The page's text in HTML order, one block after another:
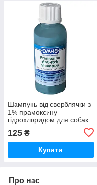
Шампунь від сверблячки з
1% прамоксину
гідрохлоридом для собак
та котів Davis Pramoxine
Anti-Itch Shampoo
(PSHR50)
125 ₴
Купити
Про нас